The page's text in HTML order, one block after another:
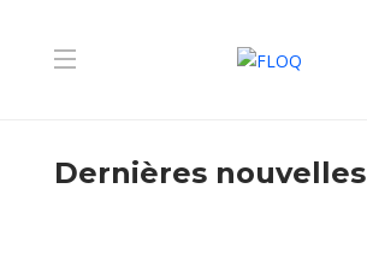
Dernières nouvelles